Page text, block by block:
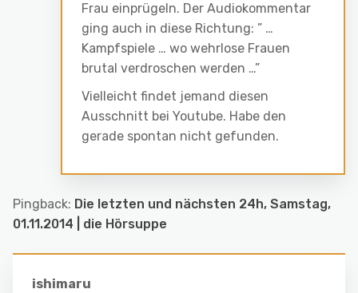
Frau einprügeln. Der Audiokommentar
ging auch in diese Richtung: ” …
Kampfspiele … wo wehrlose Frauen
brutal verdroschen werden …”
Vielleicht findet jemand diesen
Ausschnitt bei Youtube. Habe den
gerade spontan nicht gefunden.
Pingback: Die letzten und nächsten 24h, Samstag,
01.11.2014 | die Hörsuppe
ishimaru